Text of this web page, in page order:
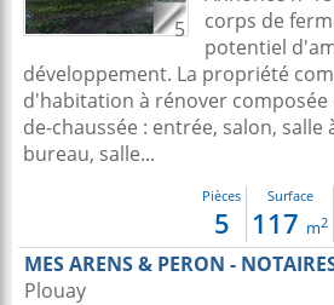
5
corps de
potentiel
développement. La propriété
d'habitation à rénover composée
de-chaussée : entrée, salon, salle
bureau, salle...
Pièces
5
Surface
117 m2
MES ARENS & PERON -
Plouay